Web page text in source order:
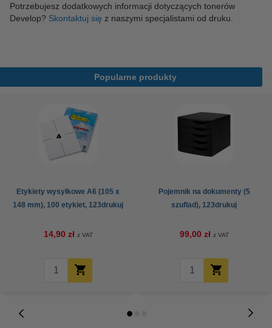
Potrzebujesz dodatkowych informacji dotyczących tonerów
Develop? Skontaktuj się z naszymi specjalistami od druku.
Popularne produkty
Etykiety wysyłkowe A6 (105 x
148 mm), 100 etykiet, 123drukuj
14,90 zł z VAT
Pojemnik na dokumenty (5
szuflad), 123drukuj
99,00 zł z VAT